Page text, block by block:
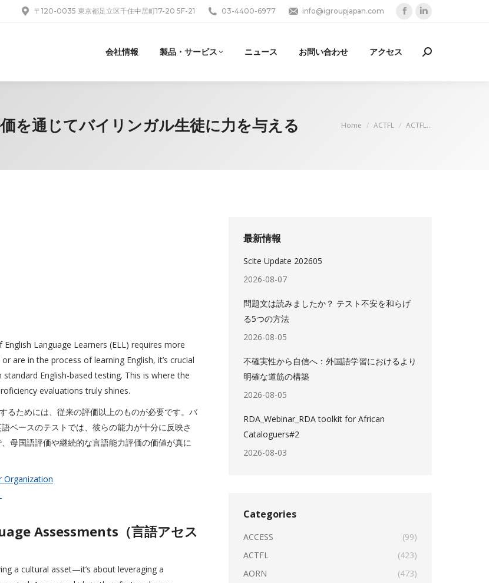
〒120-0035 東京都足立区千住中居町17-20 5F-21 03-4400-6977 info@igroupjapan.com
opensopens
会社情報 製品・サービス ニュース お問い合わせ アクセス Search:
を通じてバイリンガル生徒に力を与える You are here:
Home ACTFL ACTFL…
Language Learners (ELL) requires more
are in the process of learning English, it’s crucial
English-based testing. This is where the
evaluations truly shines.
るためには、従来の評価以上のものが必要です。バ
ベースのテストでは、彼らの能力が十分に反映さ
母国語評価や継続的な言語能力評価の価値が真に
Organization
Assessments（言語アセス
a cultural asset—it’s about leveraging a
最新情報
Scite Update 202605
2026-08-07
問題文は読みましたか？ テスト不安を和らげ
る5つの方法
2026-08-05
不確実性から自信へ：外国語学習におけるより
明確な道筋の構築
2026-08-05
RDA_Webinar_RDA toolkit for African
Cataloguers#2
2026-08-03
Categories
ACCESS
(99)
ACTFL
(423)
AORN
(473)